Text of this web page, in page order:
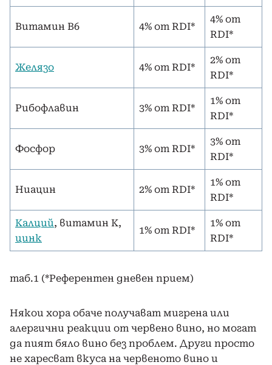
Витамин В6 4% от RDI*
4% от
RDI*
Желязо 4% от RDI*
2% от
RDI*
Рибофлавин 3% от RDI*
1% от
RDI*
Фосфор 3% от RDI*
3% от
RDI*
Ниацин 2% от RDI*
1% от
RDI*
Калций, витамин К,
цинк
1% от RDI*
1% от
RDI*
таб.1 (*Референтен дневен прием)
Някои хора обаче получават мигрена или
алергични реакции от червено вино, но могат
да пият бяло вино без проблем. Други просто
не харесват вкуса на червеното вино и